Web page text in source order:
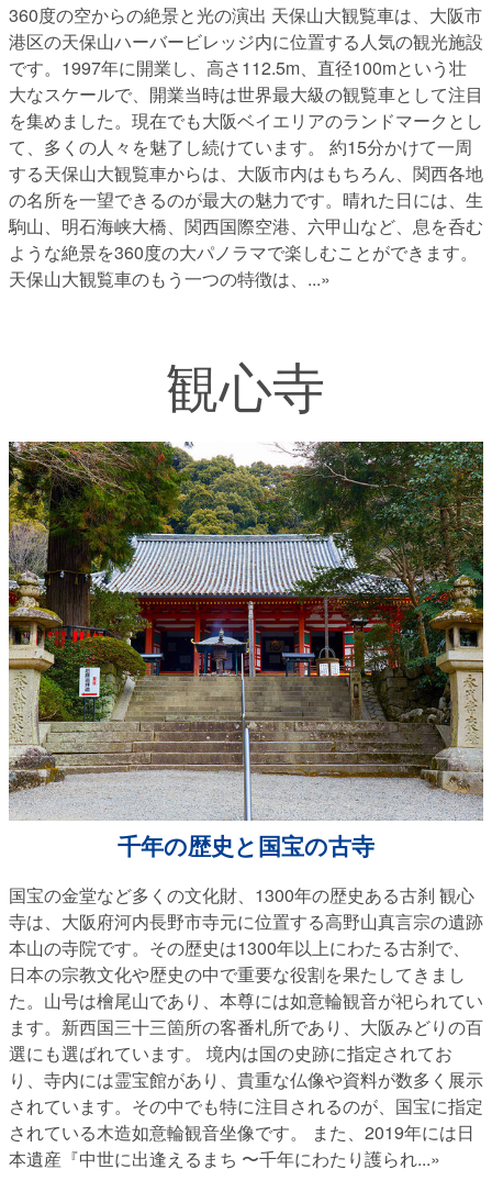
360度の空からの絶景と光の演出 天保山大観覧車は、大阪市
港区の天保山ハーバービレッジ内に位置する人気の観光施設
です。1997年に開業し、高さ112.5m、直径100mという壮
大なスケールで、開業当時は世界最大級の観覧車として注目
を集めました。現在でも大阪ベイエリアのランドマークとし
て、多くの人々を魅了し続けています。 約15分かけて一周
する天保山大観覧車からは、大阪市内はもちろん、関西各地
の名所を一望できるのが最大の魅力です。晴れた日には、生
駒山、明石海峡大橋、関西国際空港、六甲山など、息を呑む
ような絶景を360度の大パノラマで楽しむことができます。
天保山大観覧車のもう一つの特徴は、 ...»
観心寺
千年の歴史と国宝の古寺
国宝の金堂など多くの文化財、1300年の歴史ある古刹 観心
寺は、大阪府河内長野市寺元に位置する高野山真言宗の遺跡
本山の寺院です。その歴史は1300年以上にわたる古刹で、
日本の宗教文化や歴史の中で重要な役割を果たしてきまし
た。山号は檜尾山であり、本尊には如意輪観音が祀られてい
ます。新西国三十三箇所の客番札所であり、大阪みどりの百
選にも選ばれています。 境内は国の史跡に指定されてお
り、寺内には霊宝館があり、貴重な仏像や資料が数多く展示
されています。その中でも特に注目されるのが、国宝に指定
されている木造如意輪観音坐像です。 また、2019年には日
本遺産『中世に出逢えるまち 〜千年にわたり護られ...»